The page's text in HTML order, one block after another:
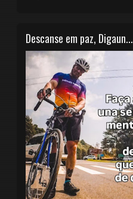
Descanse em paz, Digaun...